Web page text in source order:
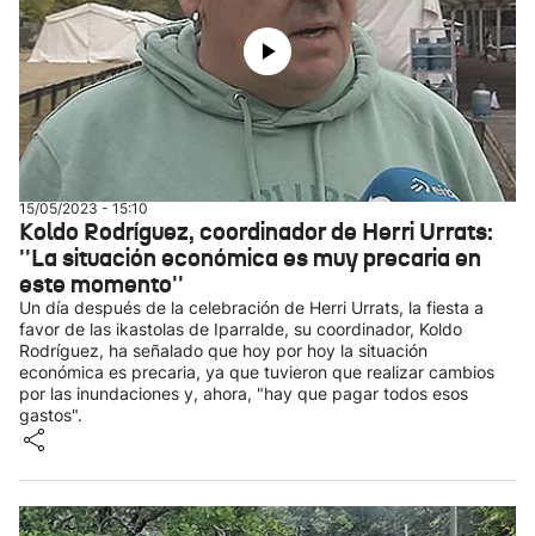
15/05/2023 - 15:10
Koldo Rodríguez, coordinador de Herri Urrats:
''La situación económica es muy precaria en
este momento''
Un día después de la celebración de Herri Urrats, la fiesta a
favor de las ikastolas de Iparralde, su coordinador, Koldo
Rodríguez, ha señalado que hoy por hoy la situación
económica es precaria, ya que tuvieron que realizar cambios
por las inundaciones y, ahora, "hay que pagar todos esos
gastos".